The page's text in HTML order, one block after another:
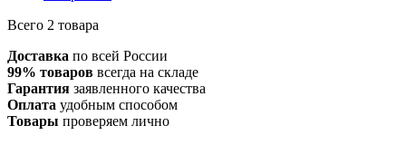
Всего 2 товара
Доставка по всей России
99% товаров всегда на складе
Гарантия заявленного качества
Оплата удобным способом
Товары проверяем лично